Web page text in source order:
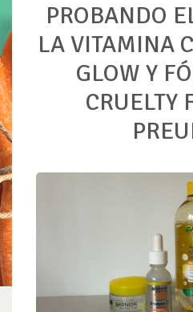
PROBANDO
LA VITAMINA
GLOW Y
CRUELTY